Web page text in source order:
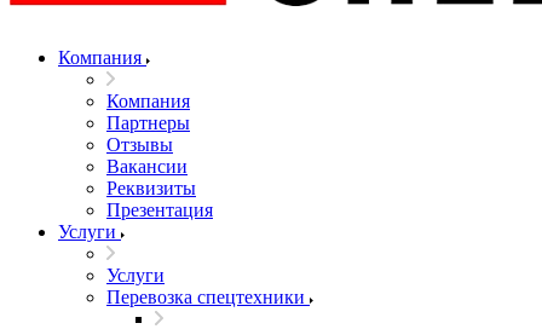
Компания
Компания
Партнеры
Отзывы
Вакансии
Реквизиты
Презентация
Услуги
Услуги
Перевозка спецтехники